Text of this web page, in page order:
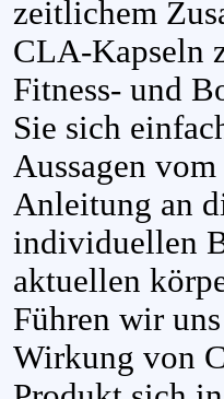
zeitlichem
CLA-Kapseln
Fitness- und
Sie sich
Aussagen
Anleitung an
individuellen
aktuellen
Führen wir
Wirkung von